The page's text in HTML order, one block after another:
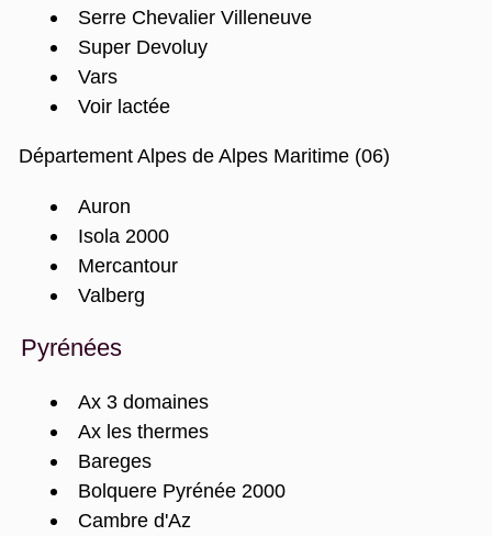
Serre Chevalier Villeneuve
Super Devoluy
Vars
Voir lactée
Département Alpes de Alpes Maritime (06)
Auron
Isola 2000
Mercantour
Valberg
Pyrénées
Ax 3 domaines
Ax les thermes
Bareges
Bolquere Pyrénée 2000
Cambre d'Az